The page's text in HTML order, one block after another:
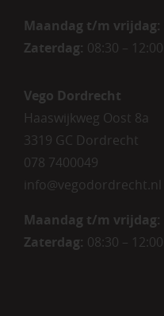
Maandag t/m vrijdag:
Zaterdag: 08:30 – 12:00
Vego Dordrecht
Haaswijkweg Oost 8a
3319 GC Dordrecht
078 7400049
info@vegodordrecht.nl
Maandag t/m vrijdag:
Zaterdag: 08:30 – 12:00